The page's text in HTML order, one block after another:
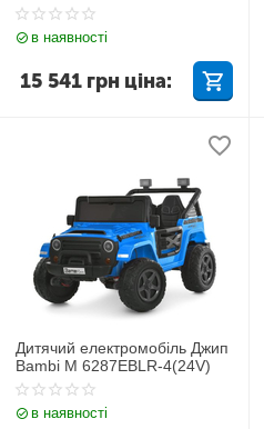
в наявності
15 541 грн ціна:
Дитячий електромобіль Джип
Bambi M 6287EBLR-4(24V)
в наявності